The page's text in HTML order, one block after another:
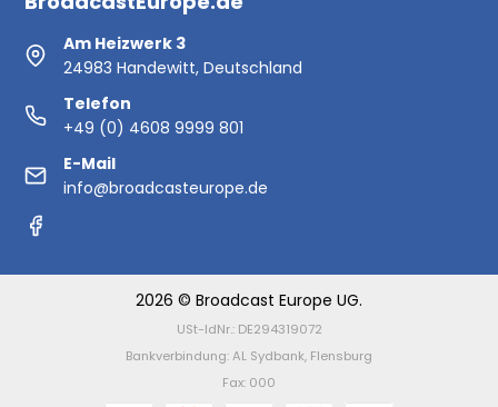
Am Heizwerk 3
24983 Handewitt, Deutschland
Telefon
+49 (0) 4608 9999 801
E-Mail
info@broadcasteurope.de
2026 © Broadcast Europe UG.
USt-IdNr.: DE294319072
Bankverbindung: AL Sydbank, Flensburg
Fax: 000